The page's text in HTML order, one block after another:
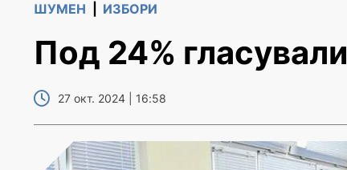
ШУМЕН ИЗБОРИ
Под 24% гласували
27 окт. 2024 | 16:58